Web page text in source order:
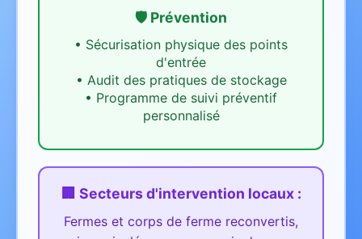
🛡️ Prévention
• Sécurisation physique des points
d'entrée
• Audit des pratiques de stockage
• Programme de suivi préventif
personnalisé
🏢 Secteurs d'intervention locaux :
Fermes et corps de ferme reconvertis,